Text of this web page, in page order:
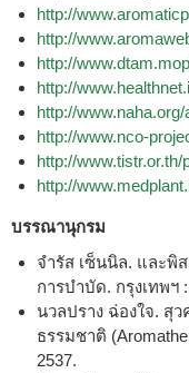
http://
http://
http://
http://
http://
http://www.nco-
http://
http://
บรรณานุกรม
จำรัส เซ็นนิล. และพิ
การบำบัด. กรุงเทพฯ
นวลปราง ฉ่องใจ. สุ
ธรรมชาติ
2537.